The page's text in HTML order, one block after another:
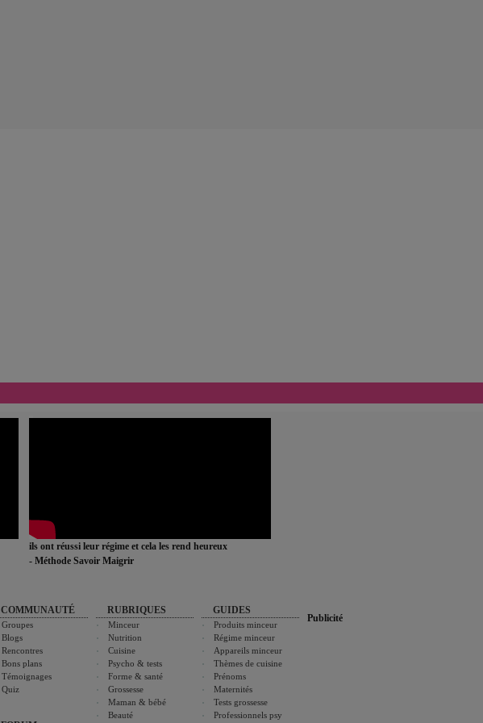
ils ont réussi leur régime et cela les rend heureux
- Méthode Savoir Maigrir
COMMUNAUTÉ
Groupes
Blogs
Rencontres
Bons plans
Témoignages
Quiz
RUBRIQUES
Minceur
Nutrition
Cuisine
Psycho & tests
Forme & santé
Grossesse
Maman & bébé
Beauté
GUIDES
Produits minceur
Régime minceur
Appareils minceur
Thèmes de cuisine
Prénoms
Maternités
Tests grossesse
Professionnels psy
Publicité